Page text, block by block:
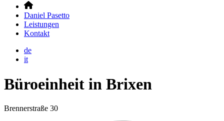
Daniel Pasetto
Leistungen
Kontakt
de
it
Büroeinheit in Brixen
Brennerstraße 30